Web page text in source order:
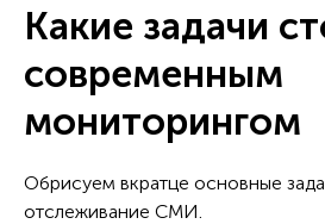
Какие задачи
современным
мониторингом
Обрисуем вкратце основные
отслеживание СМИ.